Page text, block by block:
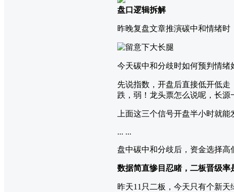
盘口逻辑拆解
昨晚复盘文章推演碳中和情绪时
今天碳中和分歧时如何预判情绪
先说指数，开盘后直接低开低
跌，弱！龙头票怎么说呢，长源
上面这三个信号开盘半小时就
... ...
盘中碳中和分歧后，资金选择高
数据简直惨目忍睹，二板晋级率
昨天11只二板，今天只有个新